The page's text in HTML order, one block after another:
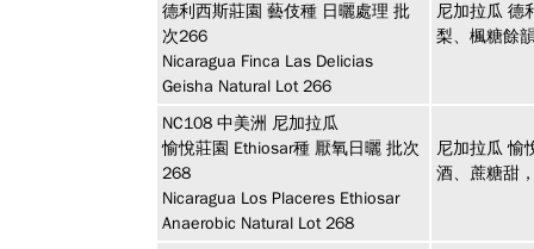
德利西斯莊園 藝伎種 日曬處理 批
次266
Nicaragua Finca Las Delicias
Geisha Natural Lot 266
尼加拉瓜 德
梨、楓糖餘
NC108 中美洲 尼加拉瓜
愉悅莊園 Ethiosar種 厭氧日曬 批次
268
Nicaragua Los Placeres Ethiosar
Anaerobic Natural Lot 268
尼加拉瓜 愉
酒、蔗糖甜